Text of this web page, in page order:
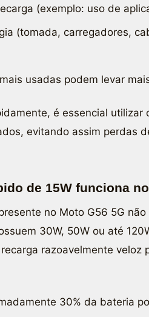
(exemplo: uso de
(tomada, carregadores,
usadas podem levar
é essencial utilizar
evitando assim perdas
de 15W funciona
no Moto G56 5G
30W, 50W ou até
razoavelmente veloz
30% da bateria